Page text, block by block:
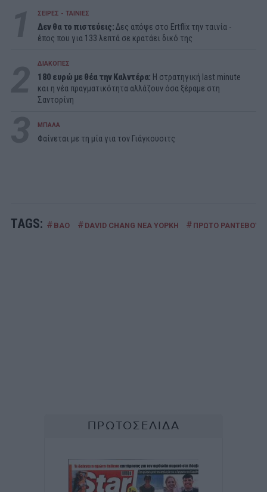
ΣΕΙΡΕΣ - ΤΑΙΝΙΕΣ
Δεν θα το πιστεύεις:Δες απόψε στο Ertflix την ταινία -
έπος που για 133 λεπτά σε κρατάει δικό της
ΔΙΑΚΟΠΕΣ
180 ευρώ με θέα την Καλντέρα: Η στρατηγική last minute
και η νέα πραγματικότητα αλλάζουν όσα ξέραμε στη
Σαντορίνη
ΜΠΑΛΑ
Φαίνεται με τη μία για τον Γιάγκουσιτς
TAGS: # BAO # DAVID CHANG ΝΕΑ ΥΟΡΚΗ # ΠΡΩΤΟ ΡΑΝΤΕΒΟΥ